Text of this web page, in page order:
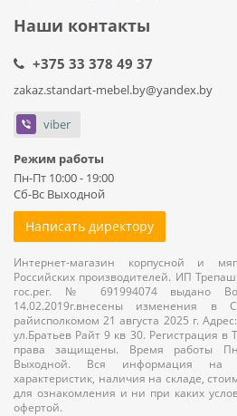
Наши контакты
+375 33 378 49 37
zakaz.standart-mebel.by@yandex.by
viber
Режим работы
Пн-Пт 10:00 - 19:00
Сб-Вс Выходной
Написать директору
Интернет-магазин корпусной и
Российских производителей. ИП
гос.рег. № 691994074 выдано
14.02.2019г.внесены изменения в
райисполкомом 21 августа 2025 г.
ул.Братьев Райт 9 кв 30. Регистрация
права защищены. Время работы
Выходной. Вся информация на
характеристик, наличия на складе,
для ознакомления и ни при каких
офертой.